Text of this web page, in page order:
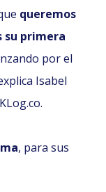
queremos
su primera
por el
Isabel
, para sus